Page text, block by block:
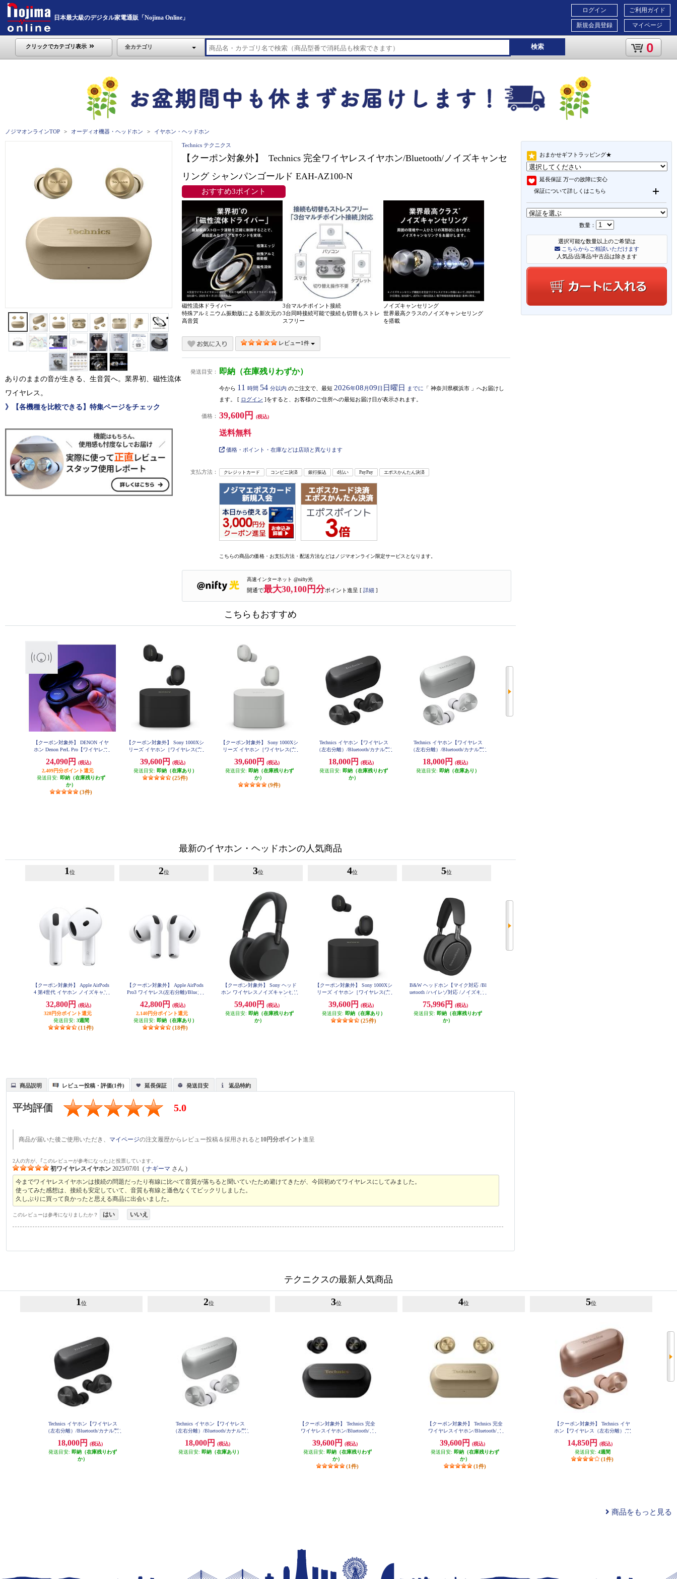
日本最大級のデジタル家電通販「Nojima Online」
ご利用ガイド
マイページ
ログイン
新規会員登録
クリックでカテゴリ表示 全カテゴリ 検索 0
ノジマオンラインTOP オーディオ機器・ヘッドホン イヤホン・ヘッドホン
おまかせギフトラッピング★
延長保証 万一の故障に安心
保証について詳しくはこちら
数量：
選択可能な数量以上のご希望は
こちらからご相談いただけます
人気品/品薄品/中古品は除きます
ありのままの音が生きる、生音質へ。業界初、磁性流体
ワイヤレス。
》【各機種を比較できる】特集ページをチェック
Technics テクニクス
【クーポン対象外】 Technics 完全ワイヤレスイヤホン/Bluetooth/ノイズキャンセ
リング シャンパンゴールド EAH-AZ100-N
おすすめ3ポイント
磁性流体ドライバー
特殊アルミニウム振動版による新次元の
高音質
3台マルチポイント接続
3台同時接続可能で接続も切替もストレ
スフリー
ノイズキャンセリング
世界最高クラスのノイズキャンセリング
を搭載
レビュー1件
発送目安： 即納（在庫残りわずか）
今から 11 時間 54 分以内 のご注文で、最短 2026年08 月09日 日曜日 までに 「 神奈川県横浜市 」 へお届けし
ます。 [ ログイン ]をすると、お客様のご住所への最短お届け日が表示されます。
価格： 39,600円 (税込)
送料無料
価格・ポイント・在庫などは店頭と異なります
支払方法： クレジットカード コンビニ決済 銀行振込 d払い PayPay エポスかんたん決済
こちらの商品の価格・お支払方法・配送方法などはノジマオンライン限定サービスとなります。
高速インターネット @nifty光
開通で最大30,100円分ポイント進呈 [ 詳細 ]
こちらもおすすめ
【クーポン対象外】 DENON イヤ
ホン Denon PerL Pro【ワイヤレス
ドサウンドを実現/アクティブ・ノ
イズキャンセリング搭載/防滴性
能/ブラック】 AHC15PLBKEM
24,090円
(税込)
2,409円分ポイント還元
発送目安: 即納（在庫残りわず
か）
(3件)
【クーポン対象外】 Sony 1000Xシ
リーズ イヤホン［ワイヤレス(左
リング/ハイレゾ対応/マイク対応/
ブラック] WF-1000XM6-BZ
39,600円
(税込)
発送目安: 即納（在庫あり）
(25件)
【クーポン対象外】 Sony 1000Xシ
リーズ イヤホン［ワイヤレス(左
リング/ハイレゾ対応/マイク対応/
プラチナシルバー] WF-1000XM6-S
Z
39,600円
(税込)
発送目安: 即納（在庫残りわず
か）
(9件)
Technics イヤホン【ワイヤレス
（左右分離）/Bluetooth/カナル型/
イント対応/LDAC対応/最大約23時
間再生/ブラック】 EAH-AZ60M2-
K
18,000円
(税込)
発送目安: 即納（在庫残りわず
か）
Technics イヤホン【ワイヤレス
（左右分離）/Bluetooth/カナル型/
イント対応/LDAC対応/最大約23時
間再生/シルバー】 EAH-AZ60M2-
18,000円
(税込)
発送目安: 即納（在庫あり）
最新のイヤホン・ヘッドホンの人気商品
1 位
【クーポン対象外】 Apple AirPods
4 第4世代 イヤホン ノイズキャン
イヤレス 空間オーディオ MXP93J-
A
32,800円
(税込)
328円分ポイント還元
発送目安: 3週間
(11件)
2位
【クーポン対象外】 Apple AirPods
Pro3 ワイヤレス(左右分離)/Bluetoo
グ/ホワイト MFHP4J-A
42,800円
(税込)
2,140円分ポイント還元
発送目安: 即納（在庫あり）
(18件)
3位
【クーポン対象外】 Sony ヘッド
ホン ワイヤレスノイズキャンセリ
ooth/ハイレゾ対応 /リモコン・マ
イク対応 /ブラック】 WH-1000XM
6-BM
59,400円
(税込)
発送目安: 即納（在庫残りわず
か）
4位
【クーポン対象外】 Sony 1000Xシ
リーズ イヤホン［ワイヤレス(左
リング/ハイレゾ対応/マイク対応/
ブラック] WF-1000XM6-BZ
39,600円
(税込)
発送目安: 即納（在庫あり）
(25件)
5位
B&W ヘッドホン【マイク対応 /Bl
uetooth /ハイレゾ対応 /ノイズキャ
B
75,996円
(税込)
発送目安: 即納（在庫残りわず
か）
商品説明 レビュー投稿・評価(1件) 延長保証 発送目安 返品特約
平均評価 5.0
商品が届いた後ご使用いただき、 マイページの注文履歴からレビュー投稿＆採用されると 10円分ポイント進呈
2人の方が、｢このレビューが参考になった｣と投票しています。
初ワイヤレスイヤホン 2025/07/01 (ナギーマ さん )
今までワイヤレスイヤホンは接続の問題だったり有線に比べて音質が落ちると聞いていたため避けてきたが、今回初めてワイヤレスにしてみました。
使ってみた感想は、接続も安定していて、音質も有線と遜色なくてビックリしました。
久しぶりに買って良かったと思える商品に出会いました。
このレビューは参考になりましたか？ はい いいえ
テクニクスの最新人気商品
1 位
Technics イヤホン【ワイヤレス
（左右分離）/Bluetooth/カナル型/
イント対応/LDAC対応/最大約23時
間再生/ブラック】 EAH-AZ60M2-
K
18,000円
(税込)
発送目安: 即納（在庫残りわず
か）
2位
Technics イヤホン【ワイヤレス
（左右分離）/Bluetooth/カナル型/
イント対応/LDAC対応/最大約23時
間再生/シルバー】 EAH-AZ60M2-
18,000円
(税込)
発送目安: 即納（在庫あり）
3位
【クーポン対象外】 Technics 完全
ワイヤレスイヤホン/Bluetooth/ノ
H-AZ100-K
39,600円
(税込)
発送目安: 即納（在庫残りわず
か）
(1件)
4位
【クーポン対象外】 Technics 完全
ワイヤレスイヤホン/Bluetooth/ノ
ールド EAH-AZ100-N
39,600円
(税込)
発送目安: 即納（在庫残りわず
か）
(1件)
5位
【クーポン対象外】 Technics イヤ
ホン【ワイヤレス（左右分離）/Bl
セリング搭載/マルチポイント対
応/LDAC対応/最大約24時間再生/
ローズゴールド】 EAH-AZ40M2-
14,850円
(税込)
発送目安: 4週間
(1件)
商品をもっと見る